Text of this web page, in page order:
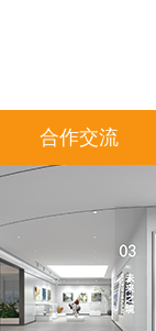
合作交流